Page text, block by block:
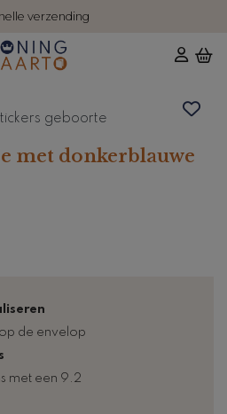
verzending
geboorte
met donkerblauwe
de envelop
met een 9.2